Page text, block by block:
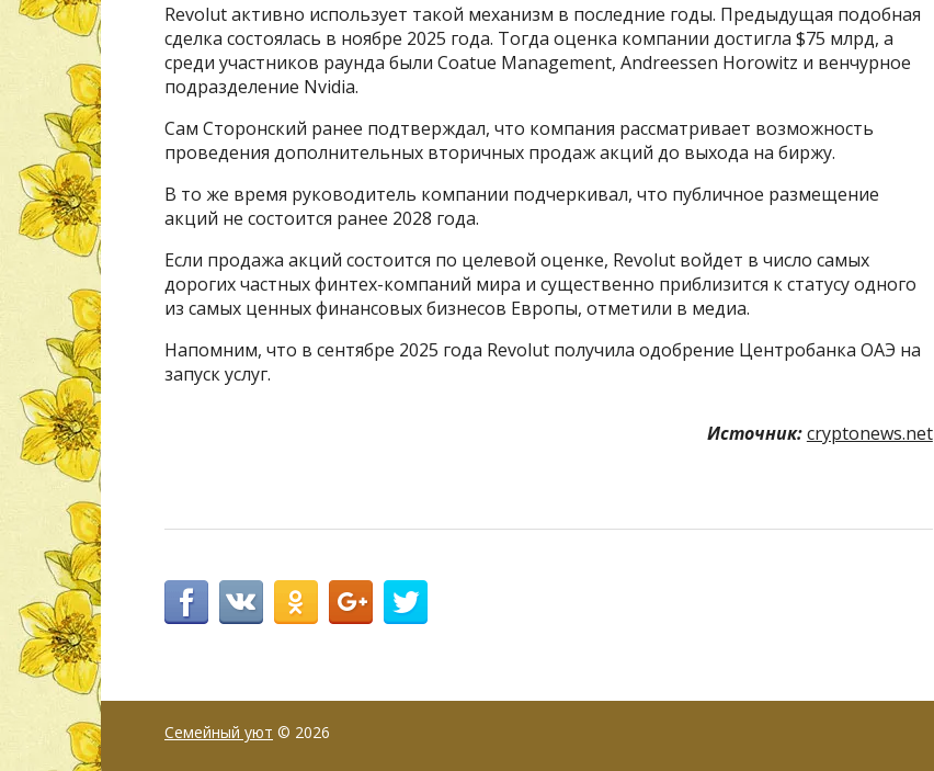
Revolut активно использует такой механизм в последние годы. Предыдущая подобная
сделка состоялась в ноябре 2025 года. Тогда оценка компании достигла $75 млрд, а
среди участников раунда были Coatue Management, Andreessen Horowitz и венчурное
подразделение Nvidia.
Сам Сторонский ранее подтверждал, что компания рассматривает возможность
проведения дополнительных вторичных продаж акций до выхода на биржу.
В то же время руководитель компании подчеркивал, что публичное размещение
акций не состоится ранее 2028 года.
Если продажа акций состоится по целевой оценке, Revolut войдет в число самых
дорогих частных финтех-компаний мира и существенно приблизится к статусу одного
из самых ценных финансовых бизнесов Европы, отметили в медиа.
Напомним, что в сентябре 2025 года Revolut получила одобрение Центробанка ОАЭ на
запуск услуг.
Источник:cryptonews.net
Семейный уют © 2026